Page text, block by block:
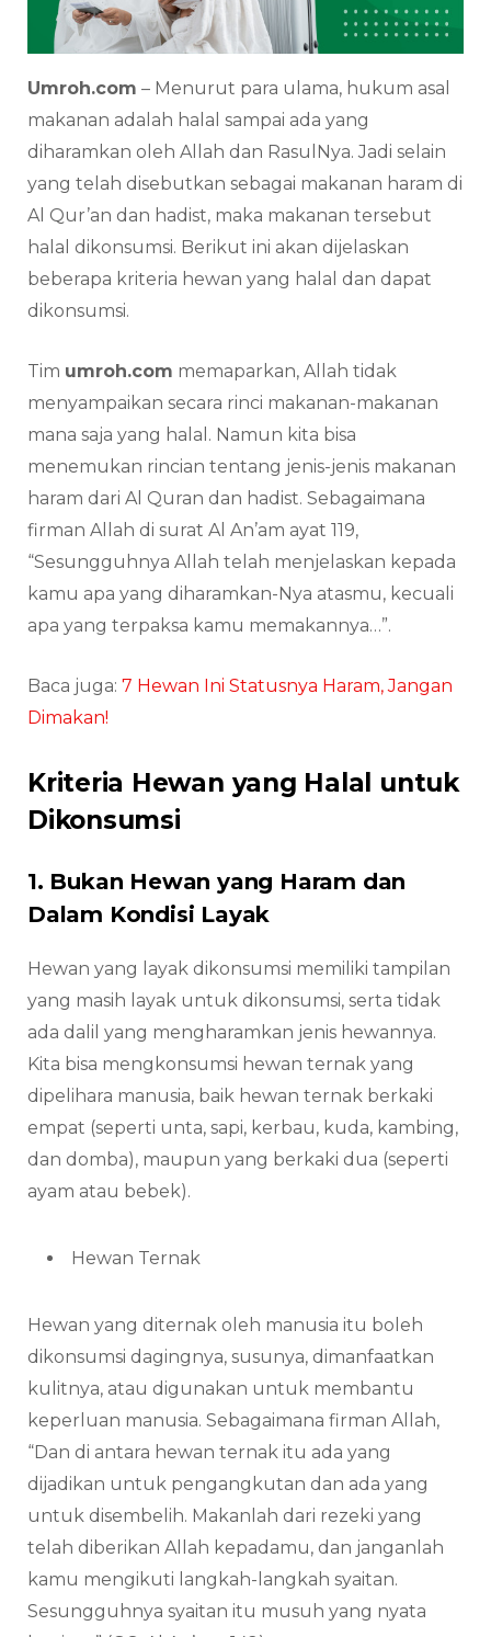
Umroh.com – Menurut para ulama, hukum asal
makanan adalah halal sampai ada yang
diharamkan oleh Allah dan RasulNya. Jadi selain
yang telah disebutkan sebagai makanan haram di
Al Qur’an dan hadist, maka makanan tersebut
halal dikonsumsi. Berikut ini akan dijelaskan
beberapa kriteria hewan yang halal dan dapat
dikonsumsi.
Tim umroh.com memaparkan, Allah tidak
menyampaikan secara rinci makanan-makanan
mana saja yang halal. Namun kita bisa
menemukan rincian tentang jenis-jenis makanan
haram dari Al Quran dan hadist. Sebagaimana
firman Allah di surat Al An’am ayat 119,
“Sesungguhnya Allah telah menjelaskan kepada
kamu apa yang diharamkan-Nya atasmu, kecuali
apa yang terpaksa kamu memakannya…”.
Baca juga: 7 Hewan Ini Statusnya Haram, Jangan
Dimakan!
Kriteria Hewan yang Halal untuk
Dikonsumsi
1. Bukan Hewan yang Haram dan
Dalam Kondisi Layak
Hewan yang layak dikonsumsi memiliki tampilan
yang masih layak untuk dikonsumsi, serta tidak
ada dalil yang mengharamkan jenis hewannya.
Kita bisa mengkonsumsi hewan ternak yang
dipelihara manusia, baik hewan ternak berkaki
empat (seperti unta, sapi, kerbau, kuda, kambing,
dan domba), maupun yang berkaki dua (seperti
ayam atau bebek).
Hewan Ternak
Hewan yang diternak oleh manusia itu boleh
dikonsumsi dagingnya, susunya, dimanfaatkan
kulitnya, atau digunakan untuk membantu
keperluan manusia. Sebagaimana firman Allah,
“Dan di antara hewan ternak itu ada yang
dijadikan untuk pengangkutan dan ada yang
untuk disembelih. Makanlah dari rezeki yang
telah diberikan Allah kepadamu, dan janganlah
kamu mengikuti langkah-langkah syaitan.
Sesungguhnya syaitan itu musuh yang nyata